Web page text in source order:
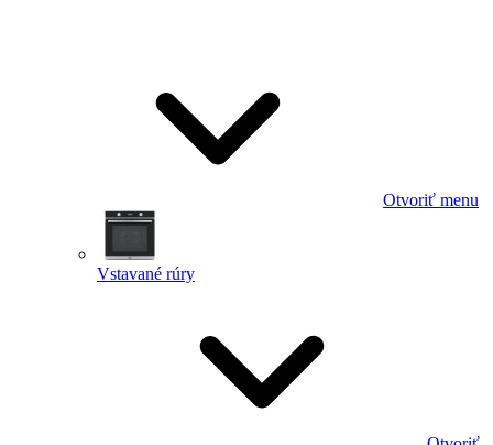
Otvoriť menu
Vstavané rúry